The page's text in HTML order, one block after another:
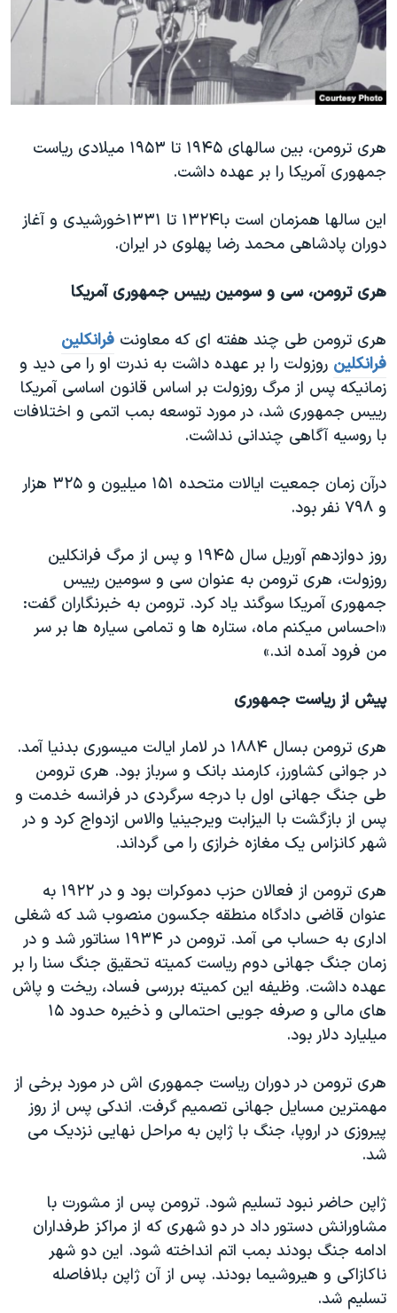
فرهنگ و زندگی
حقوق شهروندی
اقتصادی
اسرائیل در جنگ
گالری عکس
مستندها
انتخابات ریاست جمهوری آمریکا ۲۰۲۴
حمله جمهوری اسلامی به اسرائیل
ورزش زنان در ایران
اعتراضات زن، زندگی، آزادی
تریبونال مردمی آبان ۹۸
چهل سال گروگان‌گیری
قانون شفافیت دارائی کادر رهبری ایران
اعتراضات مردمی آبان ۹۸
اسرائیل در جنگ
نرگس محمدی برنده جایزه نوبل صلح
صفحه‌های ویژه
دنبال کنید
زبانهای مختلف
هری ترومن، بین سالهای ۱۹۴۵ تا ۱۹۵۳ میلادی ریاست
جمهوری آمریکا را بر عهده داشت.
این سالها همزمان است با۱۳۲۴ تا ۱۳۳۱خورشیدی و آغاز
دوران پادشاهی محمد رضا پهلوی در ایران.
هری ترومن، سی و سومین رییس جمهوری آمریکا
هری ترومن طی چند هفته ای که معاونت فرانکلين
فرانکلین روزولت را بر عهده داشت به ندرت او را می دید و
زمانیکه پس از مرگ روزولت بر اساس قانون اساسی آمریکا
رییس جمهوری شد، در مورد توسعه بمب اتمی و اختلافات
با روسیه آگاهی چندانی نداشت.
درآن زمان جمعیت ایالات متحده ۱۵۱ میلیون و ۳۲۵ هزار
و ۷۹۸ نفر بود.
روز دوازدهم آوریل سال ۱۹۴۵ و پس از مرگ فرانکلین
روزولت، هری ترومن به عنوان سی و سومین رییس
جمهوری آمریکا سوگند یاد کرد. ترومن به خبرنگاران گفت:
«احساس میکنم ماه، ستاره ها و تمامی سیاره ها بر سر
من فرود آمده اند.»
پیش از ریاست جمهوری
هری ترومن بسال ۱۸۸۴ در لامار ایالت میسوری بدنیا آمد.
در جوانی کشاورز، کارمند بانک و سرباز بود. هری ترومن
طی جنگ جهانی اول با درجه سرگردی در فرانسه خدمت و
پس از بازگشت با الیزابت ویرجینیا والاس ازدواج کرد و در
شهر کانزاس یک مغازه خرازی را می گرداند.
هری ترومن از فعالان حزب دموکرات بود و در ۱۹۲۲ به
عنوان قاضی دادگاه منطقه جکسون منصوب شد که شغلی
اداری به حساب می آمد. ترومن در ۱۹۳۴ سناتور شد و در
زمان جنگ جهانی دوم ریاست کمیته تحقیق جنگ سنا را بر
عهده داشت. وظیفه این کمیته بررسی فساد، ریخت و پاش
های مالی و صرفه جویی احتمالی و ذخیره حدود ۱۵
میلیارد دلار بود.
هری ترومن در دوران ریاست جمهوری اش در مورد برخی از
مهمترین مسایل جهانی تصمیم گرفت. اندکی پس از روز
پیروزی در اروپا، جنگ با ژاپن به مراحل نهایی نزدیک می
شد.
ژاپن حاضر نبود تسلیم شود. ترومن پس از مشورت با
مشاورانش دستور داد در دو شهری که از مراکز طرفداران
ادامه جنگ بودند بمب اتم انداخته شود. این دو شهر
ناکازاکی و هیروشیما بودند. پس از آن ژاپن بلافاصله
تسلیم شد.